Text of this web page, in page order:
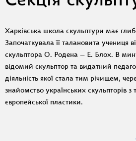
Харківська школа скульптури має
Започаткувала її талановита учениця
скульптора О. Родена — Е. Блох. В
відомий скульптор та видатний
діяльність якої стала тим річищем,
знайомство українських скульпторів з
європейської пластики.